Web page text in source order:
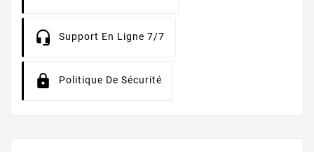
Support En Ligne 7/7
Politique De Sécurité